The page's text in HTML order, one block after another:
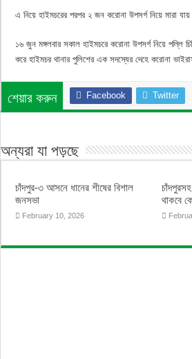
এ নিয়ে হাইমচরের পরপর ২ জন করোনা উপসর্গ নিয়ে মারা
১৬ জুন মঙ্গলবার সকাল হাইমচরে করোনা উপসর্গ নিয়ে পল্লি
করে হাইমচর থানার পুলিশের এক সদস্যের দেহে করোনা
শেয়ার করুন Facebook Twitter
অন্যরা যা পড়ছে
চাঁদপুর-৩ আসনে ধানের শীষের বিশাল
জনসভা
February 10, 2026
চাঁদপুরসহ
থাকবে